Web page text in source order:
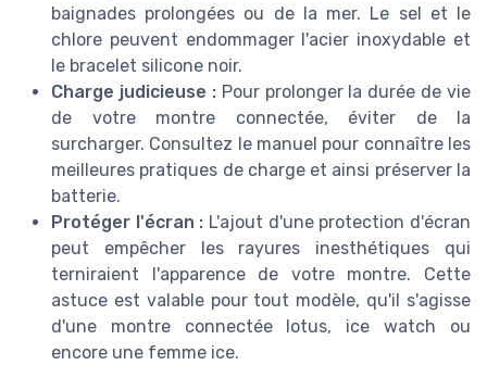
baignades prolongées ou de la mer. Le sel et le
chlore peuvent endommager l'acier inoxydable et
le bracelet silicone noir.
Charge judicieuse :Pour prolonger la durée de vie
de votre montre connectée, éviter de la
surcharger. Consultez le manuel pour connaître les
meilleures pratiques de charge et ainsi préserver la
batterie.
Protéger l'écran : L'ajout d'une protection d'écran
peut empêcher les rayures inesthétiques qui
terniraient l'apparence de votre montre. Cette
astuce est valable pour tout modèle, qu'il s'agisse
d'une montre connectée lotus, ice watch ou
encore une femme ice.